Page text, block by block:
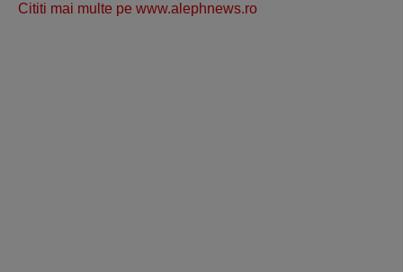
Cititi mai multe pe www.alephnews.ro